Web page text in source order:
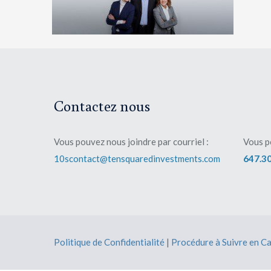
Contactez nous
Vous pouvez nous joindre par courriel :
10scontact@tensquaredinvestments.com
Vous
Politique de Confidentialité | Procédure à Suivre en